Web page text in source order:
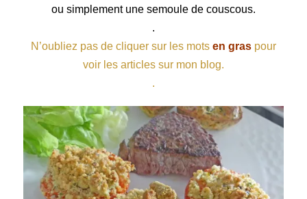
ou simplement une semoule de couscous.
.
N’oubliez pas de cliquer sur les mots en graspour
voir les articles sur mon blog.
.